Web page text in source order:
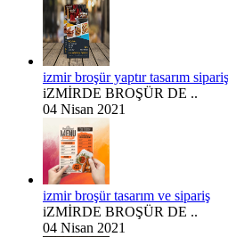
izmir broşür yaptır tasarım
iZMİRDE BROŞÜR DE ..
04 Nisan 2021
izmir broşür tasarım ve sipariş
iZMİRDE BROŞÜR DE ..
04 Nisan 2021